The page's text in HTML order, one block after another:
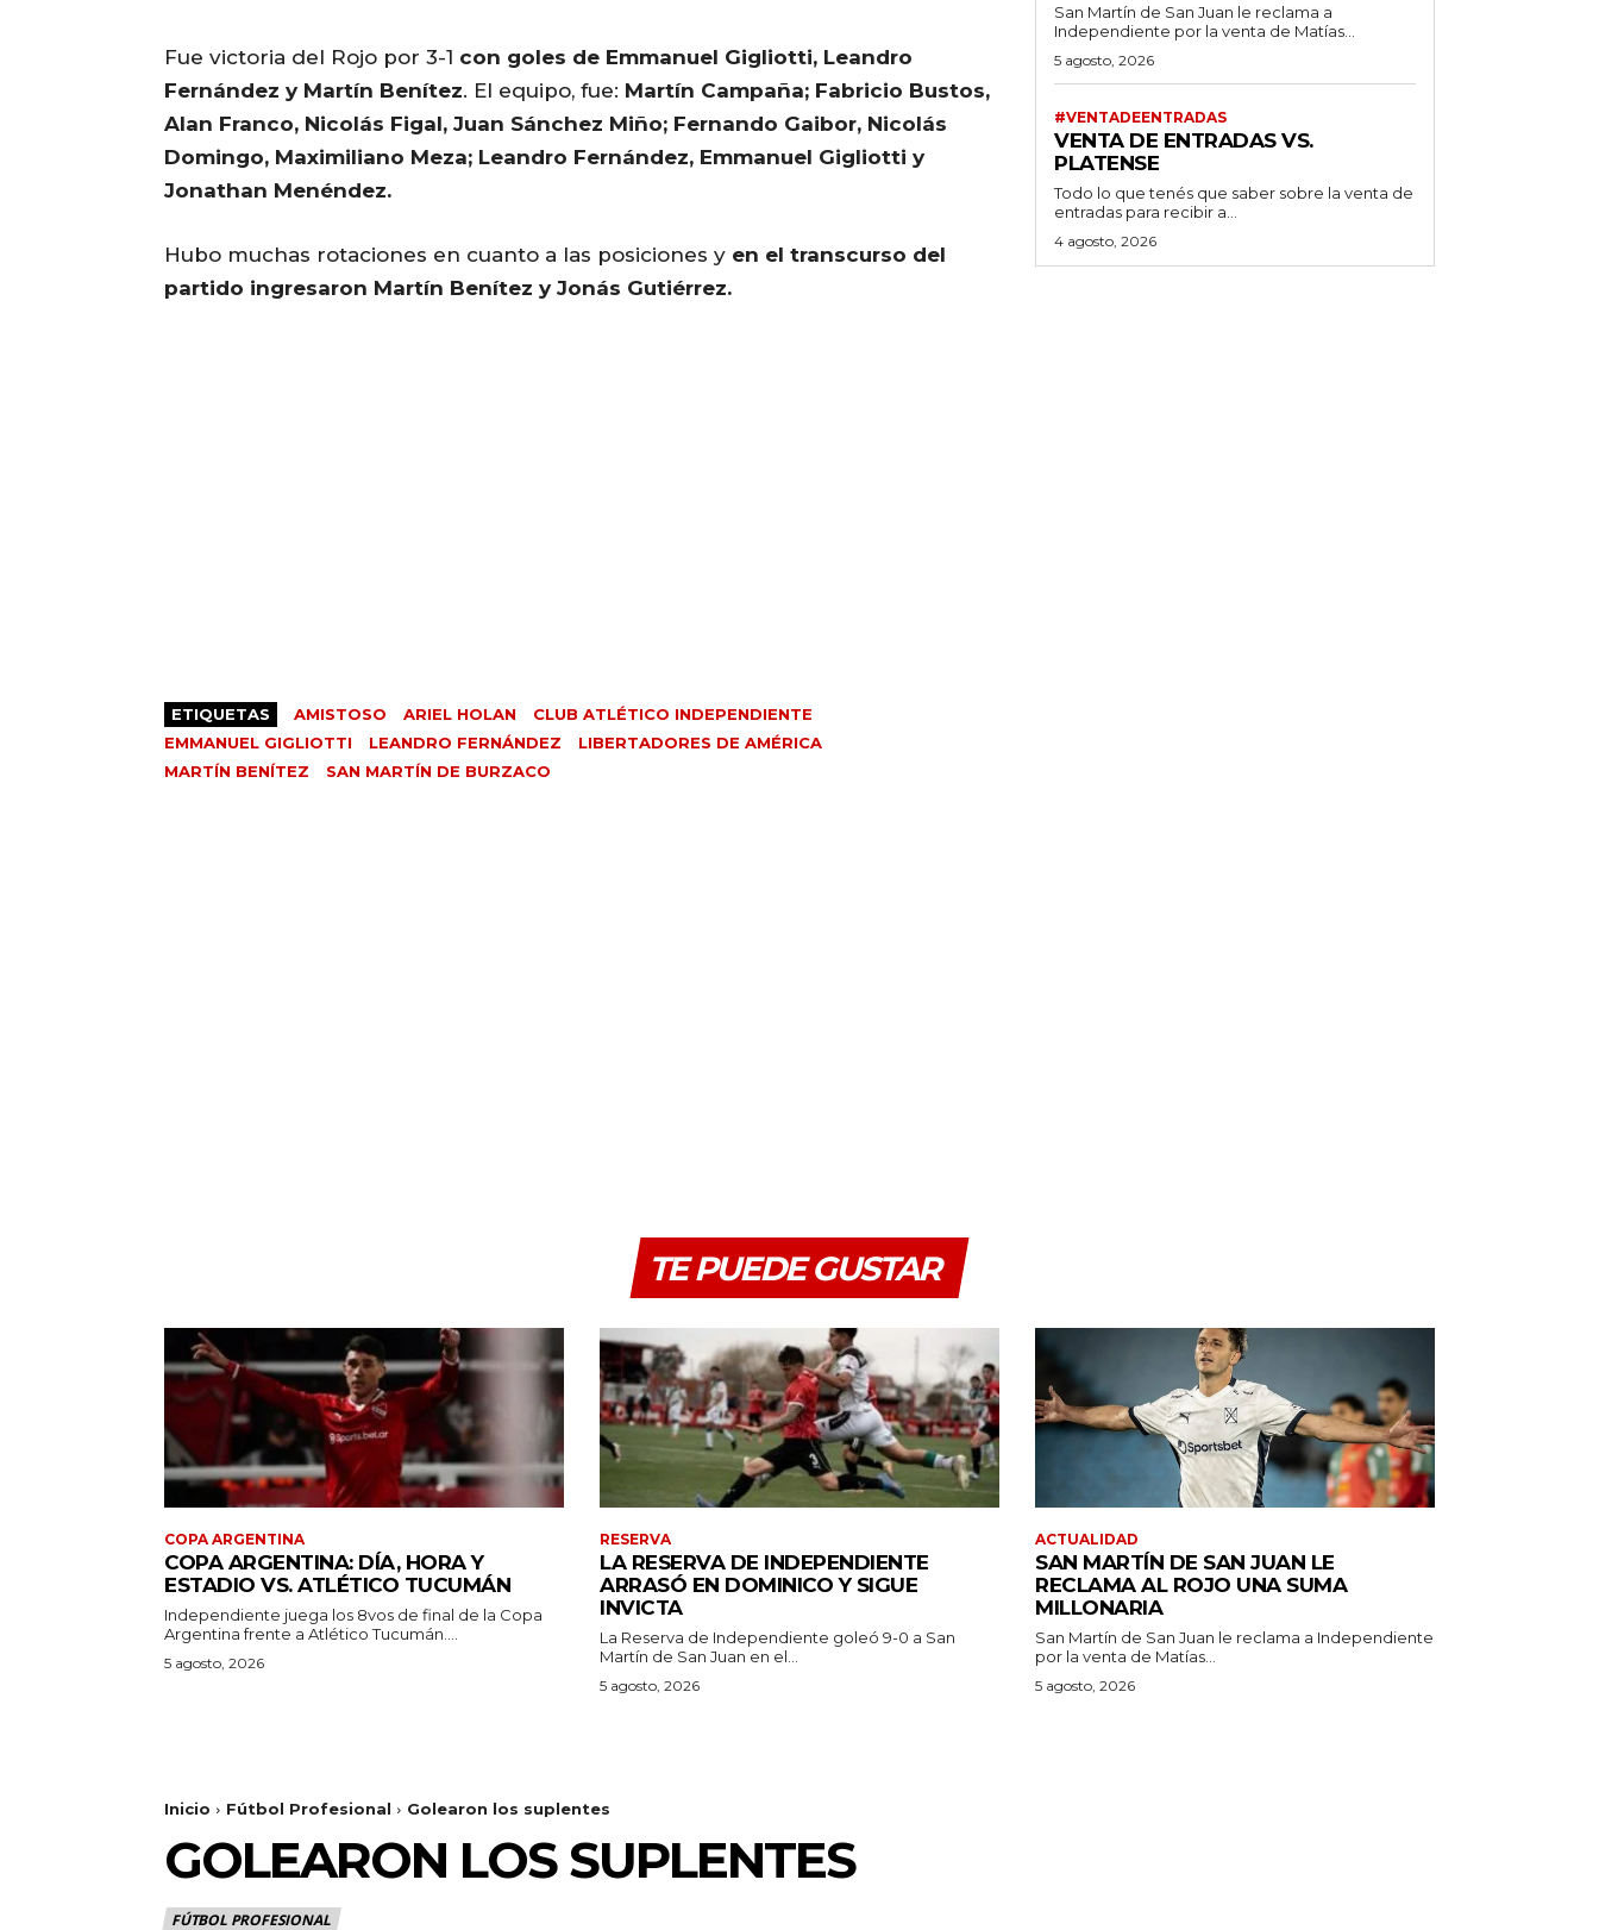
Fue victoria del Rojo por 3-1 con goles de Emmanuel Gigliotti, Leandro
Fernández y Martín Benítez. El equipo, fue: Martín Campaña; Fabricio Bustos,
Alan Franco, Nicolás Figal, Juan Sánchez Miño; Fernando Gaibor, Nicolás
Domingo, Maximiliano Meza; Leandro Fernández, Emmanuel Gigliotti y
Jonathan Menéndez.
Hubo muchas rotaciones en cuanto a las posiciones y en el transcurso del
partido ingresaron Martín Benítez y Jonás Gutiérrez.
ETIQUETAS AMISTOSO ARIEL HOLAN
CLUB ATLÉTICO INDEPENDIENTE
EMMANUEL GIGLIOTTI
LEANDRO FERNÁNDEZ
LIBERTADORES DE AMÉRICA
MARTÍN BENÍTEZ
SAN MARTÍN DE BURZACO
San Martín de San Juan le reclama a
Independiente por la venta de Matías...
5 agosto, 2026
#VENTADEENTRADAS
VENTA DE ENTRADAS VS.
PLATENSE
Todo lo que tenés que saber sobre la venta de
entradas para recibir a...
4 agosto, 2026
TE PUEDE GUSTAR
COPA ARGENTINA
COPA ARGENTINA: DÍA, HORA Y
ESTADIO VS. ATLÉTICO TUCUMÁN
Independiente juega los 8vos de final de la Copa
Argentina frente a Atlético Tucumán....
5 agosto, 2026
RESERVA
LA RESERVA DE INDEPENDIENTE
ARRASÓ EN DOMINICO Y SIGUE
INVICTA
La Reserva de Independiente goleó 9-0 a San
Martín de San Juan en el...
5 agosto, 2026
ACTUALIDAD
SAN MARTÍN DE SAN JUAN LE
RECLAMA AL ROJO UNA SUMA
MILLONARIA
San Martín de San Juan le reclama a Independiente
por la venta de Matías...
5 agosto, 2026